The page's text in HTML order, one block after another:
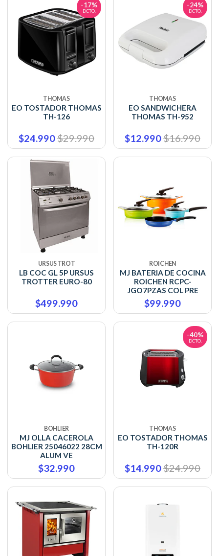
-17%
DCTO.
THOMAS
EO TOSTADOR THOMAS
TH-126
$24.990$29.990
-24%
DCTO.
THOMAS
EO SANDWICHERA
THOMAS TH-952
$12.990$16.990
URSUS TROT
LB COC GL 5P URSUS
TROTTER EURO-80
$499.990
ROICHEN
MJ BATERIA DE COCINA
ROICHEN RCPC-
JGO7PZAS COL PRE
$99.990
BOHLIER
MJ OLLA CACEROLA
BOHLIER 25046022 28CM
ALUM VE
$32.990
-40%
DCTO.
THOMAS
EO TOSTADOR THOMAS
TH-120R
$14.990$24.990